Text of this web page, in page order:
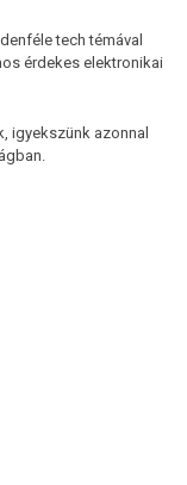
tech témával
érdekes elektronikai
igyekszünk azonnal